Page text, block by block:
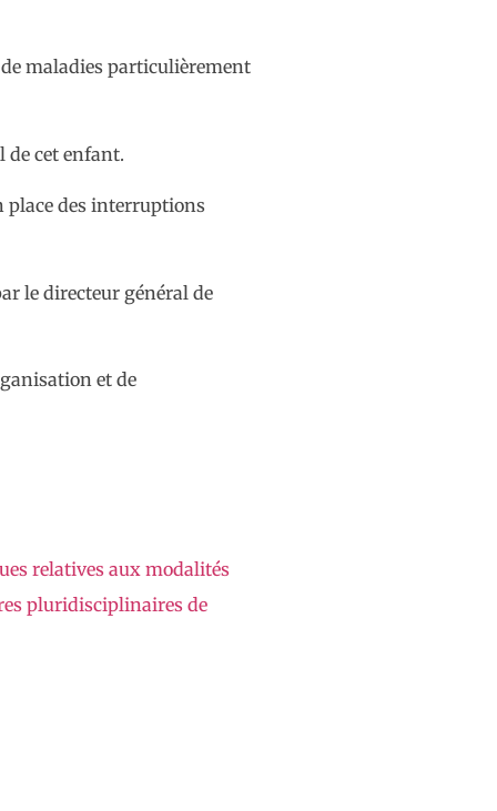
maladies particulièrement
de cet enfant.
place des interruptions
le directeur général de
et de
relatives aux modalités
pluridisciplinaires de